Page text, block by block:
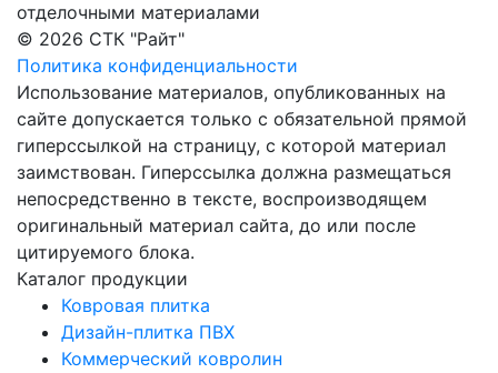
отделочными материалами
© 2026 СТК "Райт"
Политика конфиденциальности
Использование материалов, опубликованных на
сайте допускается только с обязательной прямой
гиперссылкой на страницу, с которой материал
заимствован. Гиперссылка должна размещаться
непосредственно в тексте, воспроизводящем
оригинальный материал сайта, до или после
цитируемого блока.
Каталог продукции
Ковровая плитка
Дизайн-плитка ПВХ
Коммерческий ковролин